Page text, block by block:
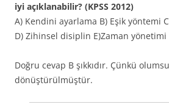
iyi açıklanabilir? (KPSS 2012)
A) Kendini ayarlama B) Eşik yöntemi
D) Zihinsel disiplin E)Zaman yönetimi
Doğru cevap B şıkkıdır. Çünkü
dönüştürülmüştür.